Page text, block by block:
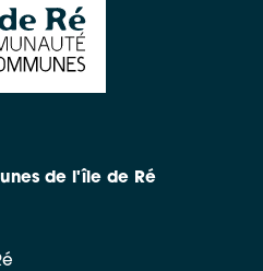
de l'île de Ré